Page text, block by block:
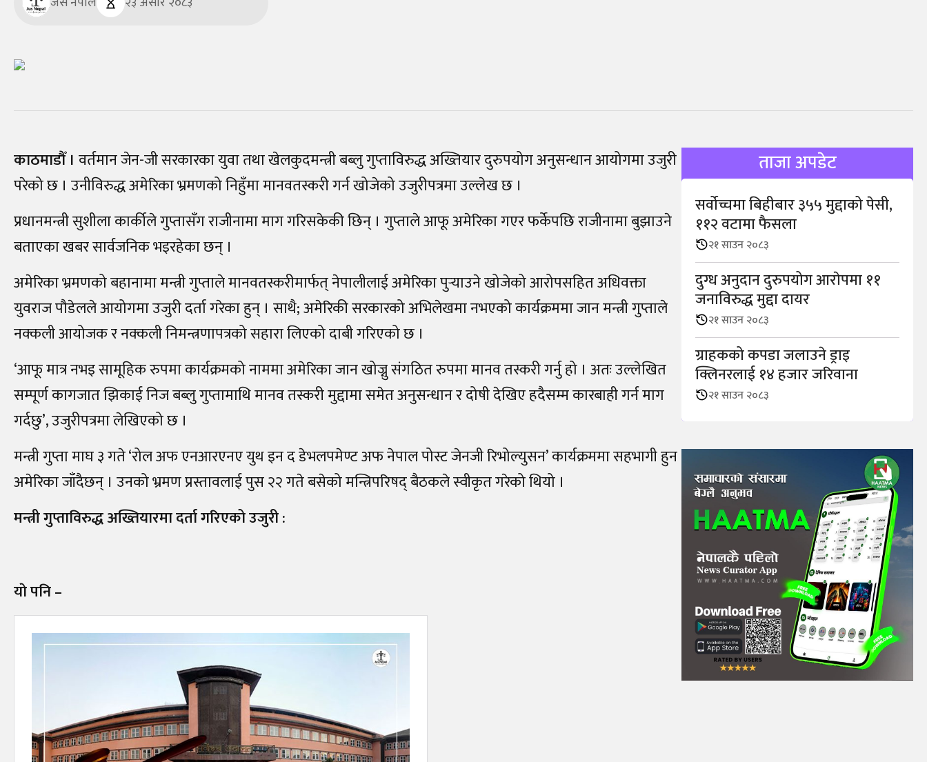
काठमाडौँ । वर्तमान जेन-जी सरकारका युवा तथा खेलकुदमन्त्री बब्लु गुप्ताविरुद्ध अख्तियार दुरुपयोग अनुसन्धान आयोगमा उजुरी
परेको छ । उनीविरुद्ध अमेरिका भ्रमणको निहुँमा मानवतस्करी गर्न खोजेको उजुरीपत्रमा उल्लेख छ ।
प्रधानमन्त्री सुशीला कार्कीले गुप्तासँग राजीनामा माग गरिसकेकी छिन्‌ । गुप्ताले आफू अमेरिका गएर फर्केपछि राजीनामा बुझाउने
बताएका खबर सार्वजनिक भइरहेका छन्‌ ।
अमेरिका भ्रमणको बहानामा मन्त्री गुप्ताले मानवतस्करीमार्फत्‌ नेपालीलाई अमेरिका पुर्‍याउने खोजेको आरोपसहित अधिवक्ता
युवराज पौडेलले आयोगमा उजुरी दर्ता गरेका हुन्‌ । साथै; अमेरिकी सरकारको अभिलेखमा नभएको कार्यक्रममा जान मन्त्री गुप्ताले
नक्कली आयोजक र नक्कली निमन्त्रणापत्रको सहारा लिएको दाबी गरिएको छ ।
‘आफू मात्र नभइ सामूहिक रुपमा कार्यक्रमको नाममा अमेरिका जान खोज्नु संगठित रुपमा मानव तस्करी गर्नु हो । अतः उल्लेखित
सम्पूर्ण कागजात झिकाई निज बब्लु गुप्तामाथि मानव तस्करी मुद्दामा समेत अनुसन्धान र दोषी देखिए हदैसम्म कारबाही गर्न माग
गर्दछु’, उजुरीपत्रमा लेखिएको छ ।
मन्त्री गुप्ता माघ ३ गते ‘रोल अफ एनआरएनए युथ इन द डेभलपमेण्ट अफ नेपाल पोस्ट जेनजी रिभोल्युसन’ कार्यक्रममा सहभागी हुन
अमेरिका जाँदैछन्‌ । उनको भ्रमण प्रस्तावलाई पुस २२ गते बसेको मन्त्रिपरिषद्‌ बैठकले स्वीकृत गरेको थियो ।
मन्त्री गुप्ताविरुद्ध अख्तियारमा दर्ता गरिएको उजुरी :
याे पनि –
ताजा अपडेट
सर्वोच्चमा बिहीबार ३५५ मुद्दाको पेसी,
११२ वटामा फैसला
२१ साउन २०८३
दुग्ध अनुदान दुरुपयोग आराेपमा ११
जनाविरुद्ध मुद्दा दायर
२१ साउन २०८३
ग्राहकको कपडा जलाउने ड्राइ
क्लिनरलाई १४ हजार जरिवाना
२१ साउन २०८३